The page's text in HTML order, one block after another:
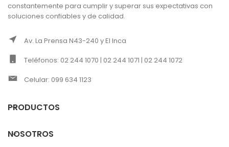
constantemente para cumplir y superar sus expectativas con
soluciones confiables y de calidad.
Av. La Prensa N43-240 y El Inca
Teléfonos: 02 244 1070 | 02 244 1071 | 02 244 1072
Celular: 099 634 1123
PRODUCTOS
NOSOTROS